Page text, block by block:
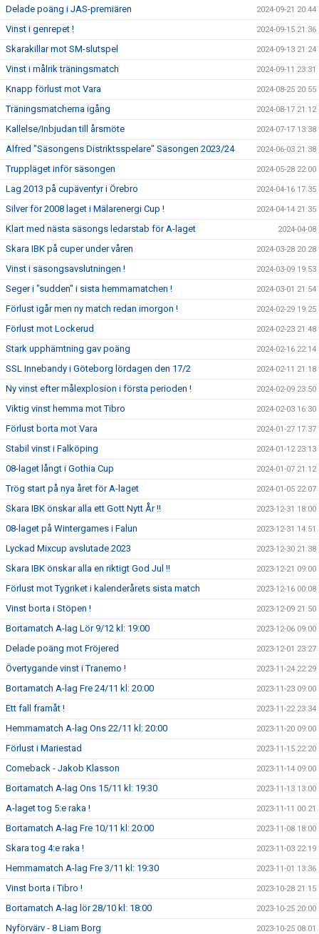
Delade poäng i JAS-premiären 2024-09-21 20:44
Vinst i genrepet ! 2024-09-15 21:36
Skarakillar mot SM-slutspel 2024-09-13 21:24
Vinst i målrik träningsmatch 2024-09-11 23:31
Knapp förlust mot Vara 2024-08-25 20:55
Träningsmatcherna igång 2024-08-17 21:12
Kallelse/Inbjudan till årsmöte 2024-07-17 13:38
Alfred "Säsongens Distriktsspelare" Säsongen 2023/24 2024-06-03 21:38
Truppläget inför säsongen 2024-05-28 22:00
Lag 2013 på cupäventyr i Örebro 2024-04-16 17:35
Silver för 2008 laget i Mälarenergi Cup ! 2024-04-14 21:35
Klart med nästa säsongs ledarstab för A-laget 2024-04-08
Skara IBK på cuper under våren 2024-03-28 20:28
Vinst i säsongsavslutningen ! 2024-03-09 19:53
Seger i "sudden" i sista hemmamatchen ! 2024-03-01 21:54
Förlust igår men ny match redan imorgon ! 2024-02-29 19:25
Förlust mot Lockerud 2024-02-23 21:48
Stark upphämtning gav poäng 2024-02-16 22:14
SSL Innebandy i Göteborg lördagen den 17/2 2024-02-11 21:18
Ny vinst efter målexplosion i första perioden ! 2024-02-09 23:50
Viktig vinst hemma mot Tibro 2024-02-03 16:30
Förlust borta mot Vara 2024-01-27 17:37
Stabil vinst i Falköping 2024-01-12 23:13
08-laget långt i Gothia Cup 2024-01-07 21:12
Trög start på nya året för A-laget 2024-01-05 22:07
Skara IBK önskar alla ett Gott Nytt År !! 2023-12-31 18:00
08-laget på Wintergames i Falun 2023-12-31 14:51
Lyckad Mixcup avslutade 2023 2023-12-30 21:38
Skara IBK önskar alla en riktigt God Jul !! 2023-12-21 09:00
Förlust mot Tygriket i kalenderårets sista match 2023-12-16 00:08
Vinst borta i Stöpen ! 2023-12-09 21:50
Bortamatch A-lag Lör 9/12 kl: 19:00 2023-12-06 09:00
Delade poäng mot Fröjered 2023-12-01 23:27
Övertygande vinst i Tranemo ! 2023-11-24 22:29
Bortamatch A-lag Fre 24/11 kl: 20:00 2023-11-23 09:00
Ett fall framåt ! 2023-11-22 23:34
Hemmamatch A-lag Ons 22/11 kl: 20:00 2023-11-20 09:00
Förlust i Mariestad 2023-11-15 22:20
Comeback - Jakob Klasson 2023-11-14 09:00
Bortamatch A-lag Ons 15/11 kl: 19:30 2023-11-13 13:00
A-laget tog 5:e raka ! 2023-11-11 00:21
Bortamatch A-lag Fre 10/11 kl: 20:00 2023-11-08 18:00
Skara tog 4:e raka ! 2023-11-03 22:19
Hemmamatch A-lag Fre 3/11 kl: 19:30 2023-11-01 13:36
Vinst borta i Tibro ! 2023-10-28 21:15
Bortamatch A-lag lör 28/10 kl: 18:00 2023-10-25 20:00
Nyförvärv - 8 Liam Borg 2023-10-25 08:01